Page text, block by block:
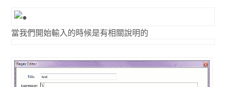
當我們開始輸入的時候是有相關說明的